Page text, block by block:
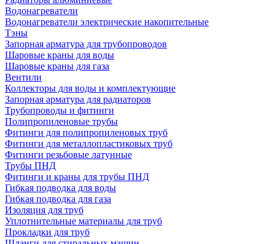
Водонагреватели
Водонагреватели электрические накопительные
Тэны
Запорная арматура для трубопроводов
Шаровые краны для воды
Шаровые краны для газа
Вентили
Коллекторы для воды и комплектующие
Запорная арматура для радиаторов
Трубопроводы и фитинги
Полипропиленовые трубы
Фитинги для полипропиленовых труб
Фитинги для металлопластиковых труб
Фитинги резьбовые латунные
Трубы ПНД
Фитинги и краны для трубы ПНД
Гибкая подводка для воды
Гибкая подводка для газа
Изоляция для труб
Уплотнительные материалы для труб
Прокладки для труб